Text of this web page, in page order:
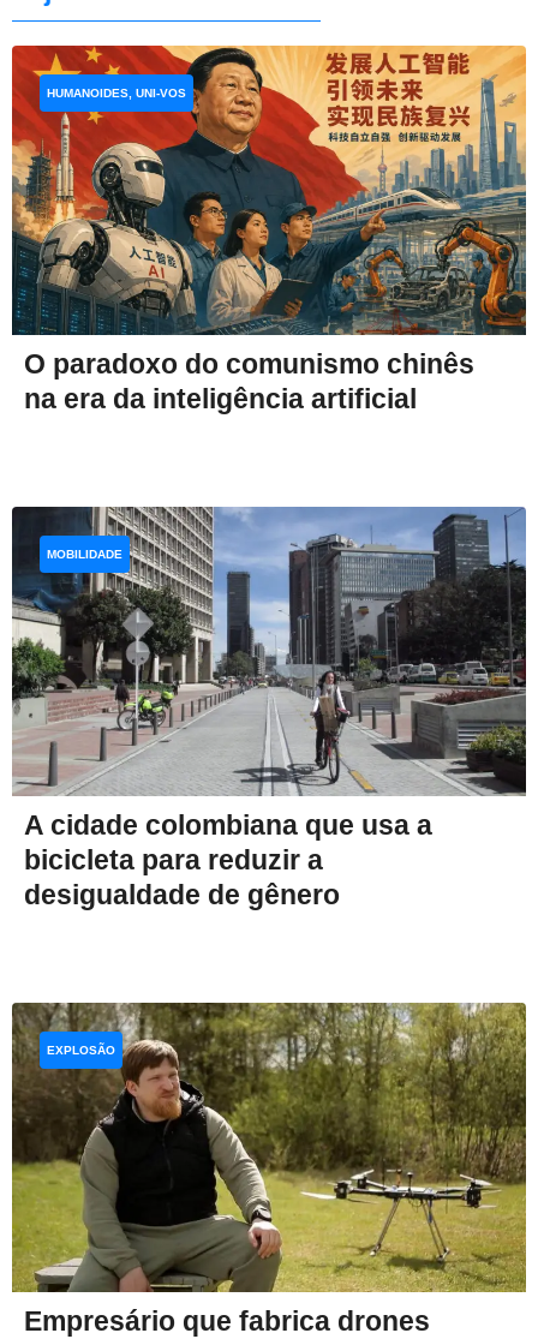
O paradoxo do comunismo chinês
na era da inteligência artificial
HUMANOIDES, UNI-VOS
A cidade colombiana que usa a
bicicleta para reduzir a
desigualdade de gênero
MOBILIDADE
Empresário que fabrica drones
EXPLOSÃO